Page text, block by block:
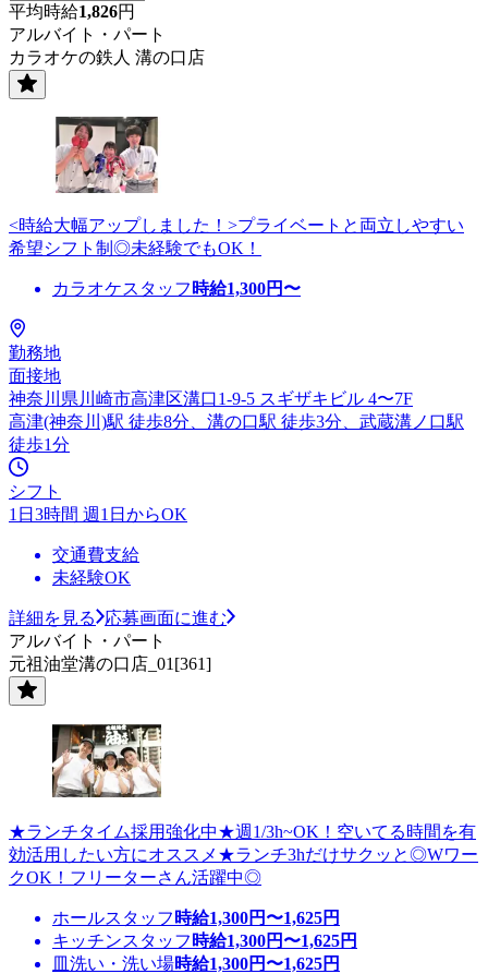
平均時給1,826円
アルバイト・パート
カラオケの鉄人 溝の口店
<時給大幅アップしました！>プライベートと両立しやすい
希望シフト制◎未経験でもOK！
カラオケスタッフ 時給1,300円〜
勤務地
面接地
神奈川県川崎市高津区溝口1-9-5 スギザキビル 4〜7F
高津(神奈川)駅 徒歩8分、溝の口駅 徒歩3分、武蔵溝ノ口駅
徒歩1分
シフト
1日3時間 週1日からOK
交通費支給
未経験OK
詳細を見る
応募画面に進む
アルバイト・パート
元祖油堂溝の口店_01[361]
★ランチタイム採用強化中★週1/3h~OK！空いてる時間を有
効活用したい方にオススメ★ランチ3hだけサクッと◎Wワー
クOK！フリーターさん活躍中◎
ホールスタッフ 時給1,300円〜1,625円
キッチンスタッフ 時給1,300円〜1,625円
皿洗い・洗い場時給1,300円〜1,625円